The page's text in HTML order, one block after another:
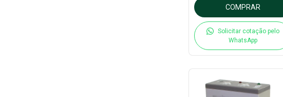
COMPRAR
Solicitar cotação pelo
WhatsApp